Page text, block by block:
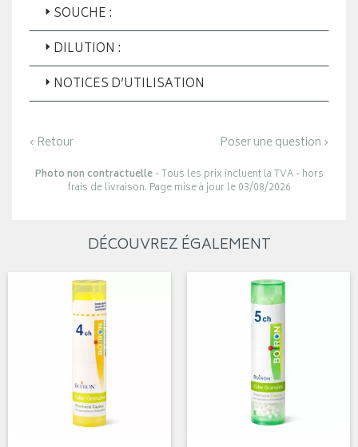
SOUCHE :
DILUTION :
NOTICES D’UTILISATION
‹ Retour Poser une question ›
Photo non contractuelle- Tous les prix incluent la TVA - hors
frais de livraison. Page mise à jour le 03/08/2026
DÉCOUVREZ ÉGALEMENT